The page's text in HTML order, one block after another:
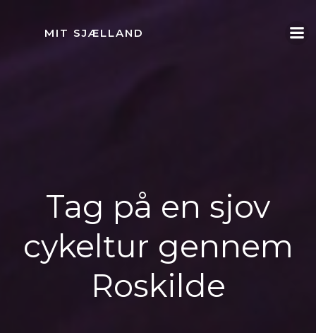
MIT SJÆLLAND
Tag på en sjov
cykeltur gennem
Roskilde